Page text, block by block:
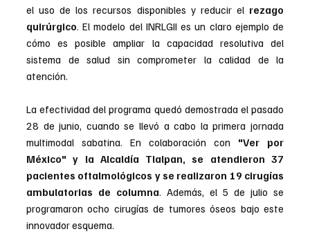
el uso de los recursos disponibles y reducir el rezago
quirúrgico. El modelo del INRLGII es un claro ejemplo de
cómo es posible ampliar la capacidad resolutiva del
sistema de salud sin comprometer la calidad de la
atención.
La efectividad del programa quedó demostrada el pasado
28 de junio, cuando se llevó a cabo la primera jornada
multimodal sabatina. En colaboración con "Ver por
México" y la Alcaldía Tlalpan, se atendieron 37
pacientes oftalmológicos y se realizaron 19 cirugías
ambulatorias de columna. Además, el 5 de julio se
programaron ocho cirugías de tumores óseos bajo este
innovador esquema.